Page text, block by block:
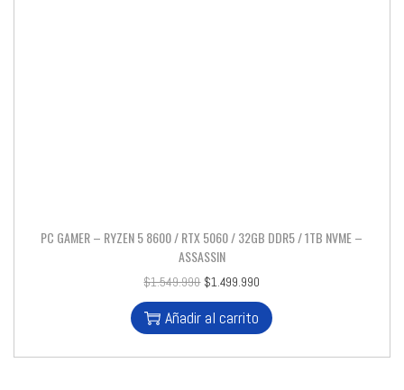
PC GAMER – RYZEN 5 8600 / RTX 5060 / 32GB DDR5 / 1TB NVME –
ASSASSIN
$1.549.990 $1.499.990
Añadir al carrito